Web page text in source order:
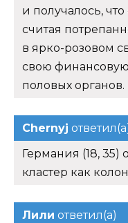
и получалось,
считая
в ярко-розовом
свою
половых органов.
Chernyj
Германия (18, 35)
кластер как
Лили ответил(а)